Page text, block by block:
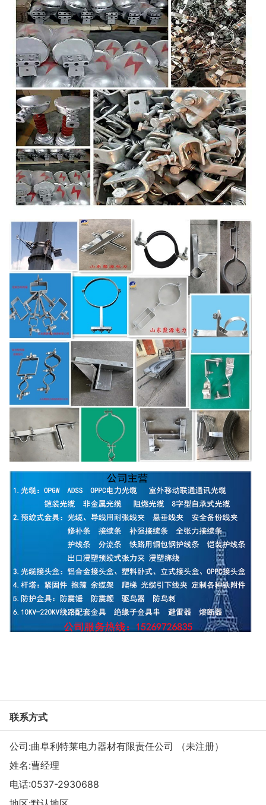
联系方式
公司:曲阜利特莱电力器材有限责任公司 （未注册）
姓名:曹经理
电话:0537-2930688